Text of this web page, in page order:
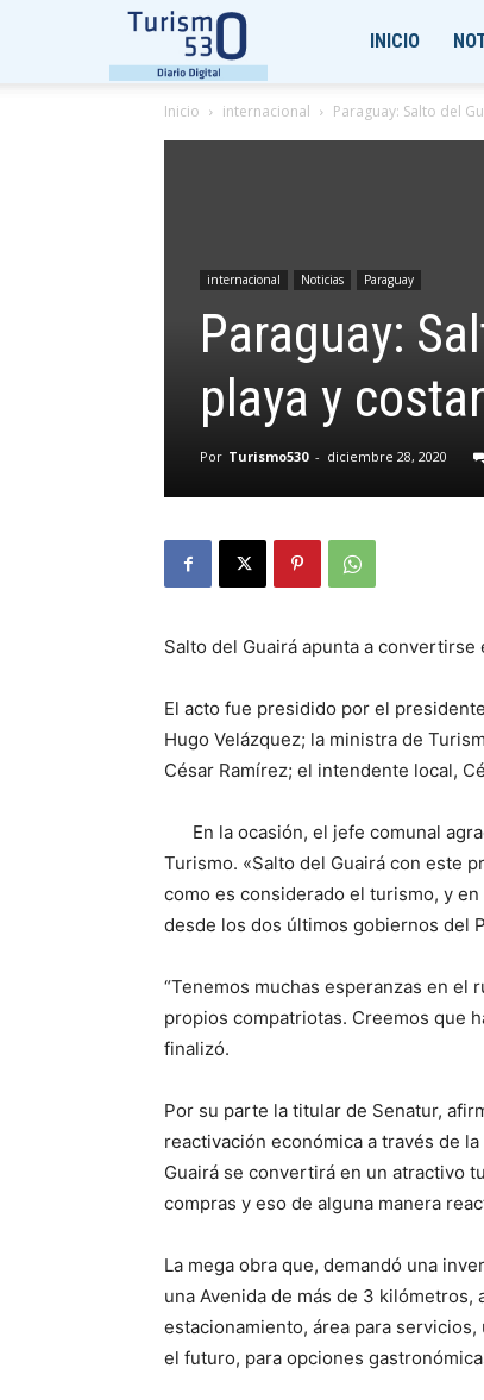
INICIO
Inicio internacional Paraguay: Salto del
internacional Noticias Paraguay
Paraguay:
playa y
Por Turismo530 - diciembre 28, 2020
Salto del Guairá apunta a
El acto fue presidido por el
Hugo Velázquez; la ministra de
César Ramírez; el intendente local,
En la ocasión, el jefe comunal
Turismo. «Salto del Guairá con este
como es considerado el turismo, y
desde los dos últimos gobiernos del
“Tenemos muchas esperanzas en
propios compatriotas. Creemos que
finalizó.
Por su parte la titular de Senatur,
reactivación económica a través de
Guairá se convertirá en un atractivo
compras y eso de alguna manera
La mega obra que, demandó una
una Avenida de más de 3
estacionamiento, área para
el futuro, para opciones